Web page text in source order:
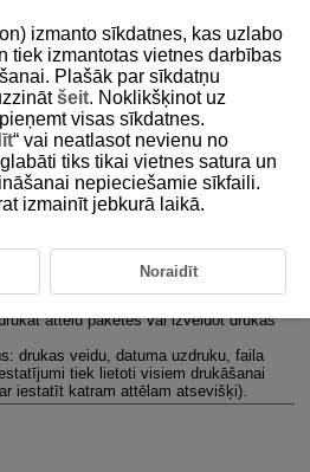
formāts) ļauj drukāt kartē ierakstītus
attēlu paketes vai izveidot drukas
drukas veidu, datuma uzdruku, faila
tiek lietoti visiem drukāšanai
iestatīt katram attēlam atsevišķi).
izmanto sīkdatnes, kas uzlabo
tiek izmantotas vietnes darbības
Plašāk par sīkdatņu
šeit. Noklikšķinot uz
visas sīkdatnes.
“ vai neatlasot nevienu no
tiks tikai vietnes satura un
nepieciešamie sīkfaili.
izmainīt jebkurā laikā.
Noraidīt